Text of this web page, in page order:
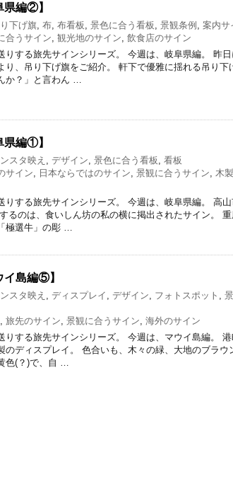
県編②】
下げ旗, 布, 布看板, 景色に合う看板, 景観条例 , 案内サ
合うサイン, 観光地のサイン, 飲食店のサイン
りする旅先サインシリーズ。 今週は、岐阜県編。 昨日
り、吊り下げ旗をご紹介。 軒下で優雅に揺れる吊り下
か？」と言わん …
県編①】
スタ映え , デザイン, 景色に合う看板, 看板
サイン, 日本ならではのサイン, 景観に合うサイン, 木
りする旅先サインシリーズ。 今週は、岐阜県編。 高
るのは、食いしん坊の私の横に掲出されたサイン。
極選牛」の彫 …
イ島編⑤】
スタ映え , ディスプレイ , デザイン, フォトスポット ,
, 旅先のサイン, 景観に合うサイン, 海外のサイン
りする旅先サインシリーズ。 今週は、マウイ島編。
のディスプレイ。 色合いも、木々の緑、大地のブラウ
色(？)で、自 …